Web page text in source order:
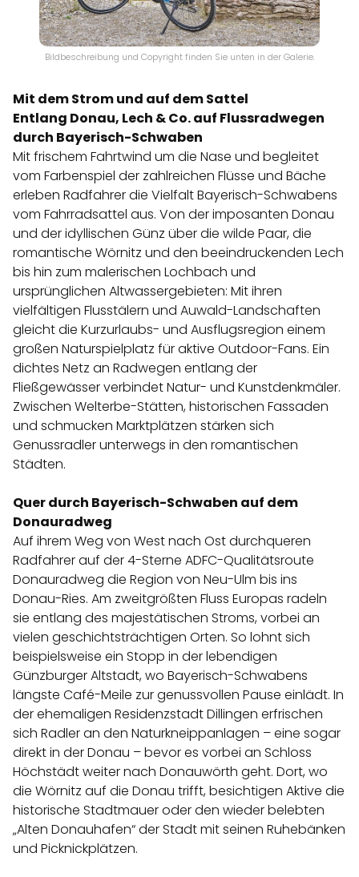
Bildbeschreibung und Copyright finden Sie unten in der Galerie.
Mit dem Strom und auf dem Sattel
Entlang Donau, Lech & Co. auf Flussradwegen
durch Bayerisch-Schwaben
Mit frischem Fahrtwind um die Nase und begleitet
vom Farbenspiel der zahlreichen Flüsse und Bäche
erleben Radfahrer die VielfaltBayerisch-Schwabens
vom Fahrradsattel aus. Von der imposanten Donau
und der idyllischen Günz über die wilde Paar, die
romantische Wörnitz und den beeindruckenden Lech
bis hin zum malerischen Lochbach und
ursprünglichen Altwassergebieten: Mit ihren
vielfältigen Flusstälern und Auwald-Landschaften
gleicht die Kurzurlaubs- und Ausflugsregion einem
großen Naturspielplatz für aktive Outdoor-Fans. Ein
dichtes Netz an Radwegen entlang der
Fließgewässer verbindet Natur- und Kunstdenkmäler.
Zwischen Welterbe-Stätten, historischen Fassaden
und schmucken Marktplätzen stärken sich
Genussradler unterwegs in den romantischen
Städten.
Quer durch Bayerisch-Schwaben auf dem
Donauradweg
Auf ihrem Weg von West nach Ost durchqueren
Radfahrer auf der 4-Sterne ADFC-Qualitätsroute
Donauradweg die Region von Neu-Ulm bis ins
Donau-Ries. Am zweitgrößten Fluss Europas radeln
sie entlang des majestätischen Stroms, vorbei an
vielen geschichtsträchtigen Orten. So lohnt sich
beispielsweise ein Stopp in der lebendigen
Günzburger Altstadt, wo Bayerisch-Schwabens
längste Café-Meile zur genussvollen Pause einlädt. In
der ehemaligen Residenzstadt Dillingen erfrischen
sich Radler an den Naturkneippanlagen – eine sogar
direkt in der Donau – bevor es vorbei an Schloss
Höchstädt weiter nach Donauwörth geht. Dort, wo
die Wörnitz auf die Donau trifft, besichtigen Aktive die
historische Stadtmauer oder den wieder belebten
„Alten Donauhafen“ der Stadt mit seinen Ruhebänken
und Picknickplätzen.